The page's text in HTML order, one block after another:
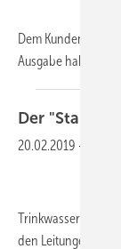
Dem Kunden ist
Ausgabe haben wir
Der "Stau" im
20.02.2019 -
Trinkwasser ist ein
den Leitungen